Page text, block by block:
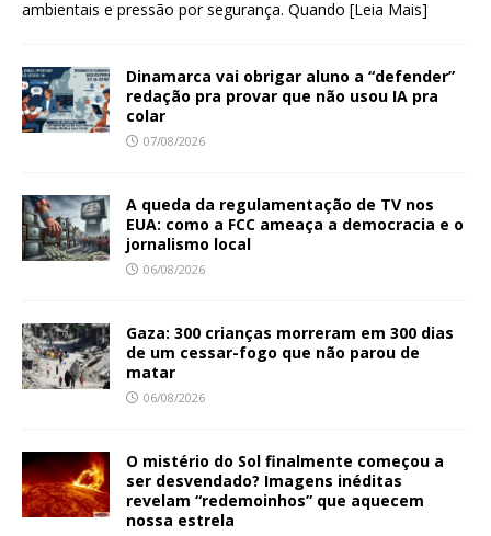
ambientais e pressão por segurança. Quando [Leia Mais]
Dinamarca vai obrigar aluno a “defender”
redação pra provar que não usou IA pra
colar
07/08/2026
A queda da regulamentação de TV nos
EUA: como a FCC ameaça a democracia e o
jornalismo local
06/08/2026
Gaza: 300 crianças morreram em 300 dias
de um cessar-fogo que não parou de
matar
06/08/2026
O mistério do Sol finalmente começou a
ser desvendado? Imagens inéditas
revelam “redemoinhos” que aquecem
nossa estrela